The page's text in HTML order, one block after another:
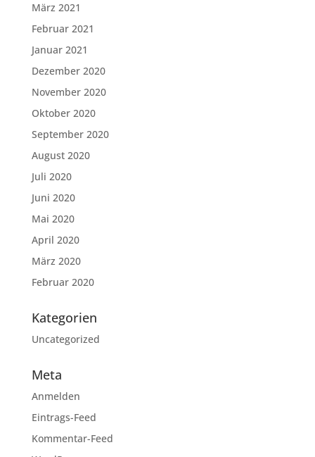
März 2021
Februar 2021
Januar 2021
Dezember 2020
November 2020
Oktober 2020
September 2020
August 2020
Juli 2020
Juni 2020
Mai 2020
April 2020
März 2020
Februar 2020
Kategorien
Uncategorized
Meta
Anmelden
Eintrags-Feed
Kommentar-Feed